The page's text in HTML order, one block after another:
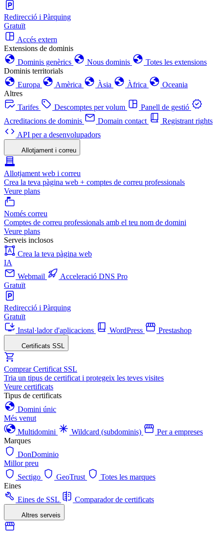
Redirecció i Pàrquing
Gratuït
Accés extern
Extensions de dominis
Dominis genèrics
Nous dominis
Totes les extensions
Dominis territorials
Europa
Amèrica Àsia Àfrica
Oceania
Altres
Tarifes
Descomptes per volum
Panell de gestió
Acreditacions de dominis
Domain contact
Registrant rights
API per a desenvolupadors
Allotjament i correu
Allotjament web i correu
Crea la teva pàgina web + comptes de correu professionals
Veure plans
Només correu
Comptes de correu professionals amb el teu nom de domini
Veure plans
Serveis inclosos
Crea la teva pàgina web
IA
Webmail
Acceleració DNS Pro
Gratuït
Redirecció i Pàrquing
Gratuït
Instal·lador d'aplicacions
WordPress Prestashop
Certificats SSL
Comprar Certificat SSL
Tria un tipus de certificat i protegeix les teves visites
Veure certificats
Tipus de certificats
Domini únic
Més venut
Multidomini
Wildcard (subdominis)
Per a empreses
Marques
DonDominio
Millor preu
Sectigo
GeoTrust
Totes les marques
Eines
Eines de SSL
Comparador de certificats
Altres serveis